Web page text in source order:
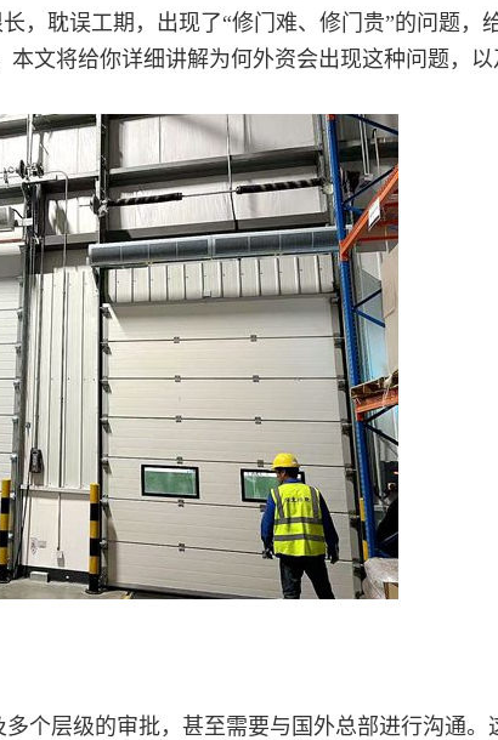
，耽误工期，出现了“修门难、修门贵”的问题，
文将给你详细讲解为何外资会出现这种问题，
个层级的审批，甚至需要与国外总部进行沟通。